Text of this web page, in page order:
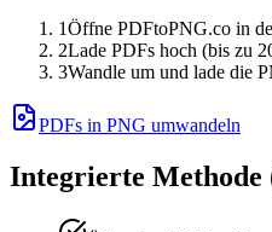
1Öffne PDFtoPNG.co in
2Lade PDFs hoch (bis zu
3Wandle um und lade die
PDFs in PNG umwandeln
Integrierte Methode